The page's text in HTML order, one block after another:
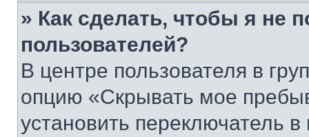
» Как сделать, чтобы я не
пользователей?
В центре пользователя в
опцию «Скрывать мое
установить переключатель